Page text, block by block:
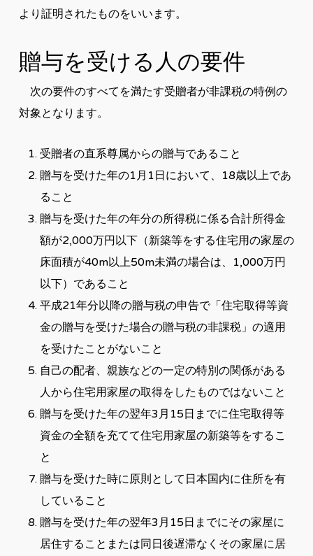
より証明されたものをいいます。
贈与を受ける人の要件
次の要件のすべてを満たす受贈者が非課税の特例の
対象となります。
受贈者の直系尊属からの贈与であること
贈与を受けた年の1月1日において、18歳以上であ
ること
贈与を受けた年の年分の所得税に係る合計所得金
額が2,000万円以下（新築等をする住宅用の家屋の
床面積が40m以上50m未満の場合は、1,000万円
以下）であること
平成21年分以降の贈与税の申告で「住宅取得等資
金の贈与を受けた場合の贈与税の非課税」の適用
を受けたことがないこと
自己の配者、親族などの一定の特別の関係がある
人から住宅用家屋の取得をしたものではないこと
贈与を受けた年の翌年3月15日までに住宅取得等
資金の全額を充てて住宅用家屋の新築等をするこ
と
贈与を受けた時に原則として日本国内に住所を有
していること
贈与を受けた年の翌年3月15日までにその家屋に
居住することまたは同日後遅滞なくその家屋に居